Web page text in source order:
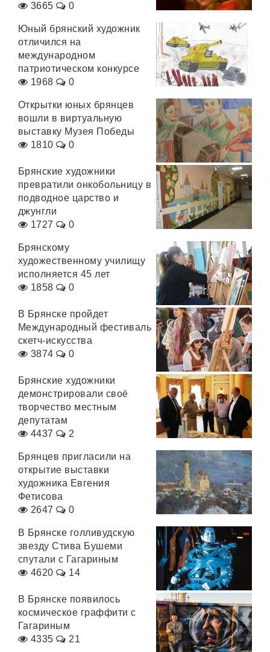
3665
0
Юный брянский художник
отличился на
международном
патриотическом конкурсе
1968
0
Открытки юных брянцев
вошли в виртуальную
выставку Музея Победы
1810
0
Брянские художники
превратили онкобольницу в
подводное царство и
джунгли
1727
0
Брянскому
художественному училищу
исполняется 45 лет
1858
0
В Брянске пройдет
Международный фестиваль
скетч-искусства
3874
0
Брянские художники
демонстрировали своё
творчество местным
депутатам
4437
2
Брянцев пригласили на
открытие выставки
художника Евгения
Фетисова
2647
0
В Брянске голливудскую
звезду Стива Бушеми
спутали с Гагариным
4620
14
В Брянске появилось
космическое граффити с
Гагариным
4335
21